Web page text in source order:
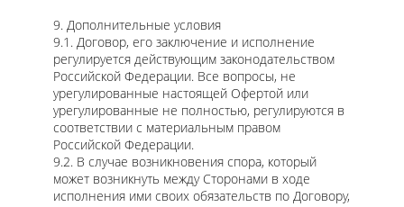
9. Дополнительные условия
9.1. Договор, его заключение и исполнение
регулируется действующим законодательством
Российской Федерации. Все вопросы, не
урегулированные настоящей Офертой или
урегулированные не полностью, регулируются в
соответствии с материальным правом
Российской Федерации.
9.2. В случае возникновения спора, который
может возникнуть между Сторонами в ходе
исполнения ими своих обязательств по Договору,